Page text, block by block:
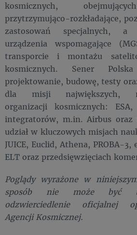
kosmicznych,
przytrzymująco-rozkładające,
zastosowań specjalnych, a
urządzenia wspomagające
transporcie i montażu
kosmicznych. Sener
projektowanie, budowę, testy
dla misji największych,
organizacji kosmicznych:
integratorów, m.in. Airbus oraz
udział w kluczowych misjach
JUICE, Euclid, Athena, PROBA-3,
ELT oraz przedsięwzięciach
Poglądy wyrażone w
sposób nie może być
odzwierciedlenie oficjalnej
Agencji Kosmicznej.